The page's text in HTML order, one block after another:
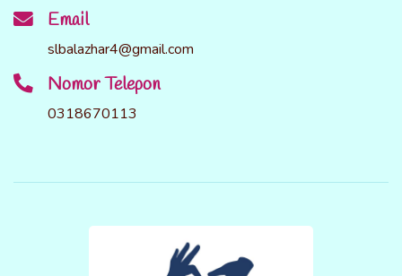
Email
slbalazhar4@gmail.com
Nomor Telepon
0318670113